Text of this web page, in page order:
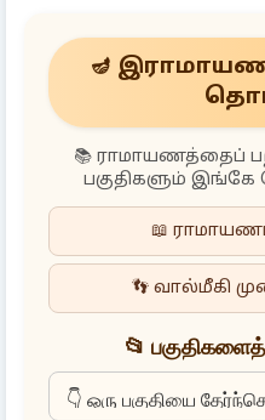
🪔
📚 ராமாயணத்தைப்
பகுதிகளும்
📖
👣 வால்மீகி
📂